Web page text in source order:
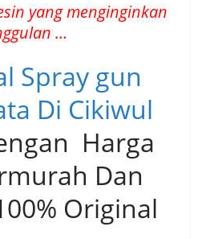
yang menginginkan
…
Spray gun
Di Cikiwul
Harga
Dan
Original